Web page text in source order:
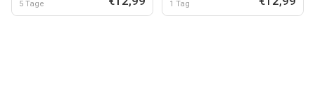
5 Tage 1 Tag